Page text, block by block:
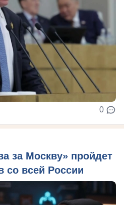
0
за Москву» пройдет
со всей России